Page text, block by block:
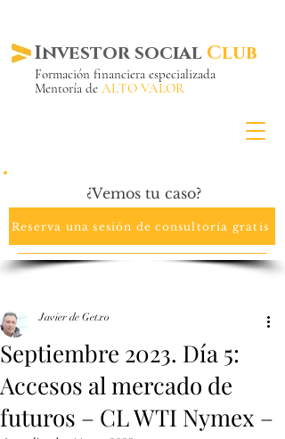
Investor social Club
Formación financiera especializada
Mentoría de ALTO VALOR
¿Vemos tu caso?
Reserva una sesión de consultoría gratis
Septiembre 2023. Día 5:
Accesos al mercado de
futuros – CL WTI Nymex –
Javier de Getxo